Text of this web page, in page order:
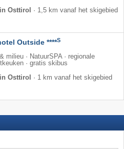
Osttirol
· 1,5 km vanaf het skigebied
Outside ****S
milieu · NatuurSPA · regionale
· gratis skibus
Osttirol
· 1 km vanaf het skigebied